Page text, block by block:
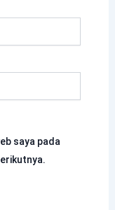
saya pada